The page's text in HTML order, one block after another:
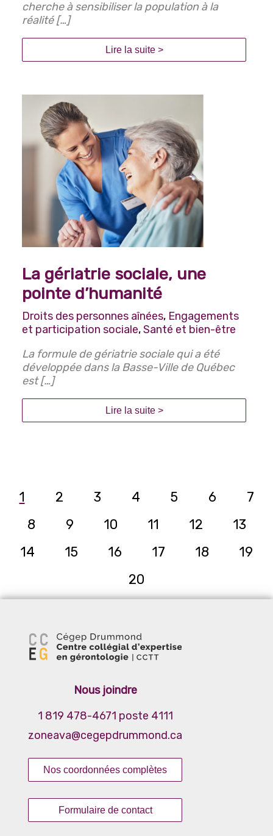
cherche à sensibiliser la population à la
réalité […]
Lire la suite >
La gériatrie sociale, une
pointe d’humanité
Droits des personnes aînées, Engagements
et participation sociale,Santé et bien-être
La formule de gériatrie sociale qui a été
développée dans la Basse-Ville de Québec
est […]
Lire la suite >
1 2 3 4 5 6
7
8
9 10 11 12
13
14
15 16 17 18
19
20
Nous joindre
1 819 478-4671 poste 4111
zoneava@cegepdrummond.ca
Nos coordonnées complètes
Formulaire de contact